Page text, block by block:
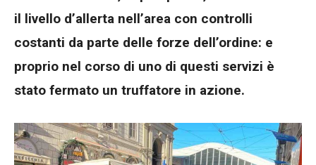
il livello d’allerta nell’area con controlli
costanti da parte delle forze dell’ordine: e
proprio nel corso di uno di questi servizi è
stato fermato un truffatore in azione.